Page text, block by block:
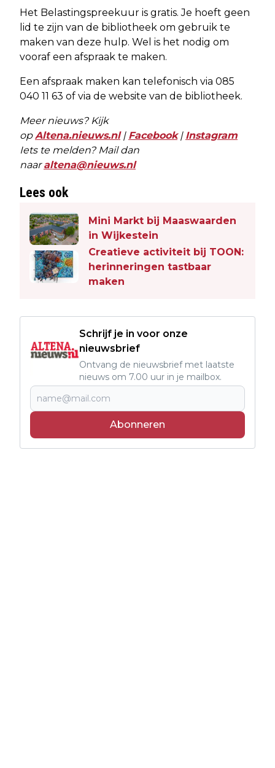
Het Belastingspreekuur is gratis. Je hoeft geen
lid te zijn van de bibliotheek om gebruik te
maken van deze hulp. Wel is het nodig om
vooraf een afspraak te maken.
Een afspraak maken kan telefonisch via 085
040 11 63 of via de website van de bibliotheek.
Meer nieuws? Kijk
opAltena.nieuws.nl| Facebook| Instagram
Iets te melden? Mail dan
naaraltena@nieuws.nl
Lees ook
Mini Markt bij Maaswaarden
in Wijkestein
Creatieve activiteit bij TOON:
herinneringen tastbaar
maken
Schrijf je in voor onze
nieuwsbrief
Ontvang de nieuwsbrief met laatste
nieuws om 7.00 uur in je mailbox.
Abonneren